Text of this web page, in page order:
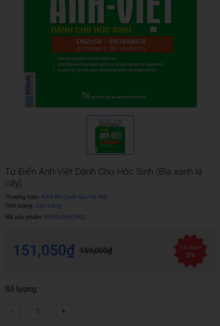
Từ Điển Anh-Việt Dành Cho Hóc Sinh (Bìa xanh lá
cây)
Thương hiệu: NXB Đh Quốc Gia Hầ Nội
Tình trạng: Còn hàng
Mã sản phẩm: 893524692902
151,050₫ 159,000₫ Tiết kiệm
5%
Số lượng:
- +